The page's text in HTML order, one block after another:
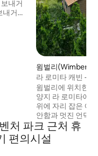
내거
거나,
윔벌리
집
라 로미타 캐빈 -
윔벌리에 위치한 2
양지 라 로미타에
위에 자리 잡은 이
안함과 멋진 언덕
세심하게 디자인
력과 현대적인 스
니다. 매혹적인 야생 동물과 장관을 이루는
처 파크 근처 휴
편의시설